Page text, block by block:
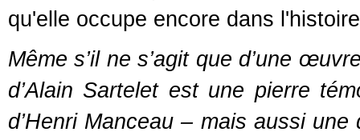
qu'elle occupe encore dans
Même s’il ne s’agit que d’une
d’Alain Sartelet est une pierre
d’Henri Manceau – mais aussi